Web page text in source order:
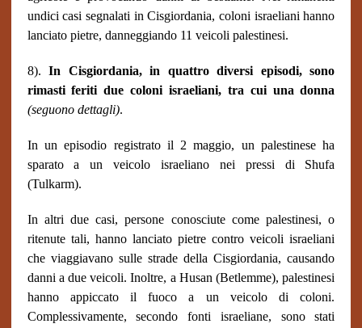
undici casi segnalati in Cisgiordania, coloni israeliani hanno
lanciato pietre, danneggiando 11 veicoli palestinesi.
8).In Cisgiordania, in quattro diversi episodi, sono
rimasti feriti due coloni israeliani, tra cui una donna
(seguono dettagli).
In un episodio registrato il 2 maggio, un palestinese ha
sparato a un veicolo israeliano nei pressi di Shufa
(Tulkarm).
In altri due casi, persone conosciute come palestinesi, o
ritenute tali, hanno lanciato pietre contro veicoli israeliani
che viaggiavano sulle strade della Cisgiordania, causando
danni a due veicoli. Inoltre, a Husan (Betlemme), palestinesi
hanno appiccato il fuoco a un veicolo di coloni.
Complessivamente, secondo fonti israeliane, sono stati